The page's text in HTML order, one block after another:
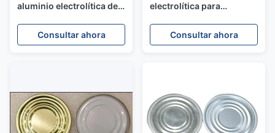
aluminio electrolítica de
Capa de lata para
envases de alimentos a
Consultar ahora
electrolítica para
tamaños 73 mm, 83 mm y
99 mm
Consultar ahora